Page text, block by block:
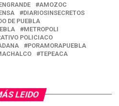
AMOZOC
DIARIOSINSECRETOS
DE PUEBLA
METROPOLI
POLICIACO
PORAMORAPUEBLA
TEPEACA
LEIDO